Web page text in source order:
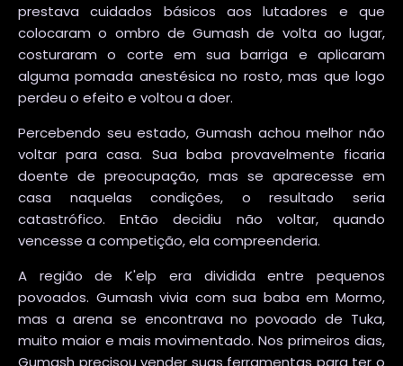
prestava cuidados básicos aos lutadores e que
colocaram o ombro de Gumash de volta ao lugar,
costuraram o corte em sua barriga e aplicaram
alguma pomada anestésica no rosto, mas que logo
perdeu o efeito e voltou a doer.
Percebendo seu estado, Gumash achou melhor não
voltar para casa. Sua baba provavelmente ficaria
doente de preocupação, mas se aparecesse em
casa naquelas condições, o resultado seria
catastrófico. Então decidiu não voltar, quando
vencesse a competição, ela compreenderia.
A região de K'elp era dividida entre pequenos
povoados. Gumash vivia com sua baba em Mormo,
mas a arena se encontrava no povoado de Tuka,
muito maior e mais movimentado. Nos primeiros dias,
Gumash precisou vender suas ferramentas para ter o